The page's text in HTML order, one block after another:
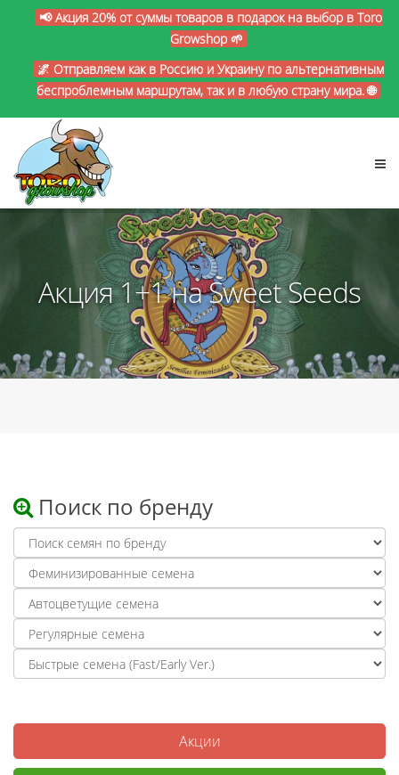
📢 Акция 20% от суммы товаров в подарок на выбор в Toro
Growshop 🌱
🌌 Отправляем как в Россию и Украину по альтернативным
беспроблемным маршрутам, так и в любую страну мира. 🌐
Акция 1+1 на Sweet Seeds
Поиск по бренду
Акции